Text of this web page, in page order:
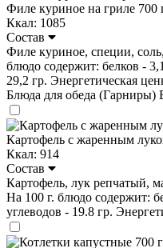
Филе куриное на гриле 700
Ккал: 1085
Состав
Филе куриное, специи,
блюдо содержит: белков -
29,2 гр. Энергетическая
Блюда для обеда (Гарниры)
Картофель с жаренным
Ккал: 914
Состав
Картофель, лук репчатый,
На 100 г. блюдо содержит:
углеводов - 19.8 гр.